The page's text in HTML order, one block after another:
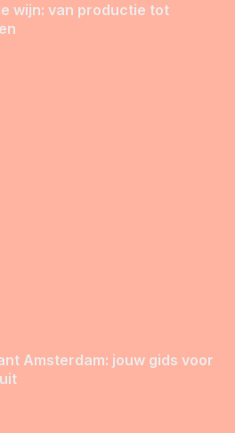
wijn: van productie tot
Amsterdam: jouw gids voor